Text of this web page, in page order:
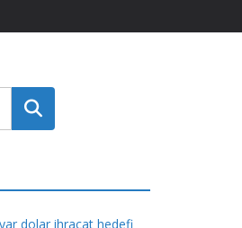
Ara
dolar ihracat hedefi